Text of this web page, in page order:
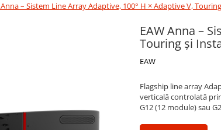
Anna – Sistem Line Array Adaptive, 100° H × Adaptive V,
EAW Anna –
Touring și
EAW
Flagship line array
verticală controlată
G12 (12 module) sau